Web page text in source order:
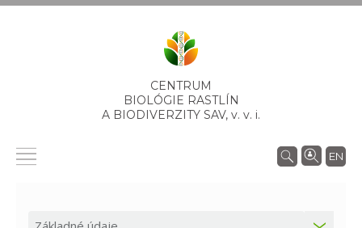
CENTRUM
BIOLÓGIE RASTLÍN
A BIODIVERZITY SAV, v. v. i.
EN